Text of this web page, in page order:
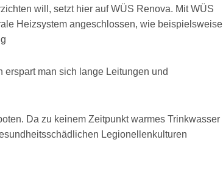
will, setzt hier auf WÜS Renova. Mit WÜS
Heizsystem angeschlossen, wie beispielsweise
man sich lange Leitungen und
Da zu keinem Zeitpunkt warmes Trinkwasser
Legionellenkulturen